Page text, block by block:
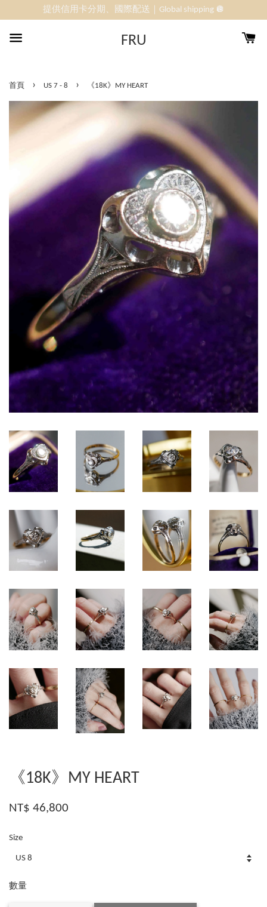
提供信用卡分期、國際配送｜Global shipping 🪩
FRU
首頁 › US 7 - 8 › 《18K》MY HEART
《18K》MY HEART
NT$ 46,800
Size
數量